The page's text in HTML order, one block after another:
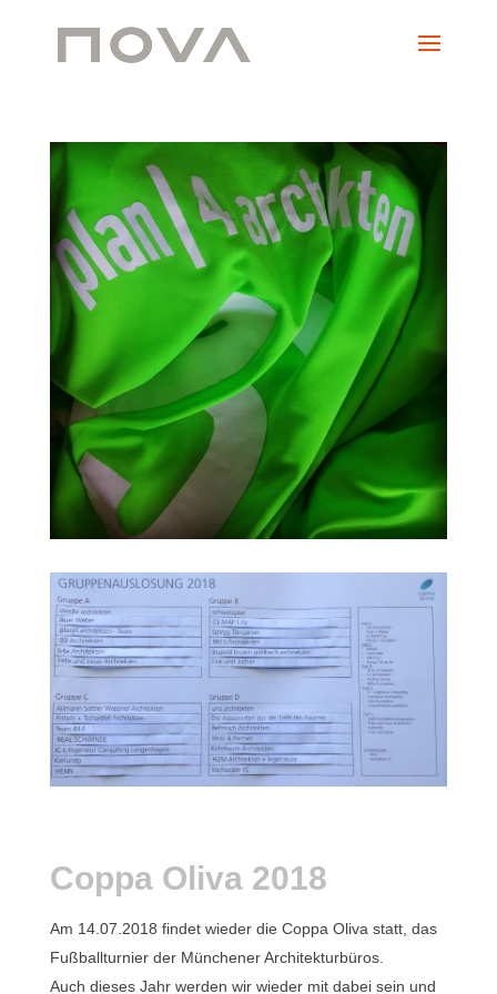
Coppa Oliva 2018
Am 14.07.2018 findet wieder die Coppa Oliva statt, das
Fußballturnier der Münchener Architekturbüros.
Auch dieses Jahr werden wir wieder mit dabei sein und